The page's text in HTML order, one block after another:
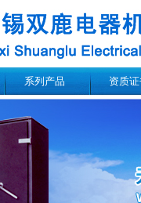
系列产品 资质